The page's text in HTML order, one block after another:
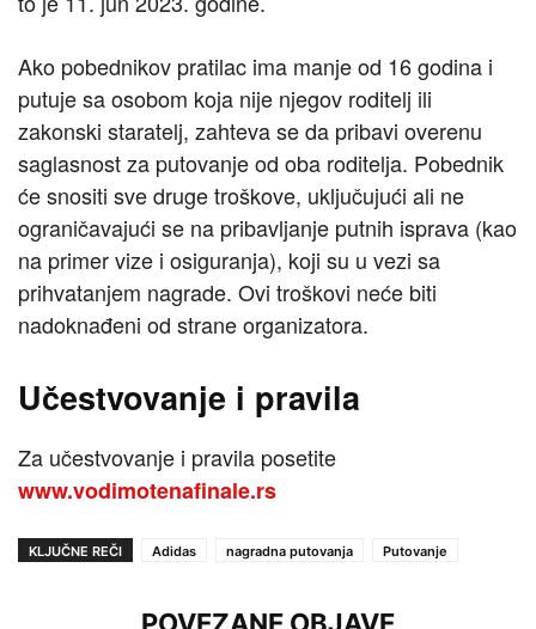
Ako pobednikov pratilac ima manje od 16 godina i
putuje sa osobom koja nije njegov roditelj ili
zakonski staratelj, zahteva se da pribavi overenu
saglasnost za putovanje od oba roditelja. Pobednik
će snositi sve druge troškove, uključujući ali ne
ograničavajući se na pribavljanje putnih isprava (kao
na primer vize i osiguranja), koji su u vezi sa
prihvatanjem nagrade. Ovi troškovi neće biti
nadoknađeni od strane organizatora.
Učestvovanje i pravila
Za učestvovanje i pravila posetite
www.vodimotenafinale.rs
KLJUČNE REČI Adidas nagradna putovanja Putovanje